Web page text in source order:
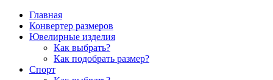
Главная
Конвертер размеров
Ювелирные изделия
Как выбрать?
Как подобрать размер?
Спорт